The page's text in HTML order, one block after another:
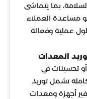
بما يتماشى
مساعدة العملاء
عملية وفعالة
المعدات
تحسينات في
تشمل توريد
أجهزة ومعدات